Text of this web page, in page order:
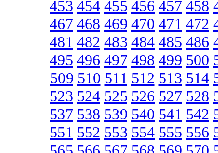
453 454 455 456 457 458
467 468 469 470 471 472
481 482 483 484 485 486
495 496 497 498 499 500
509 510 511 512 513 514
523 524 525 526 527 528
537 538 539 540 541 542
551 552 553 554 555 556